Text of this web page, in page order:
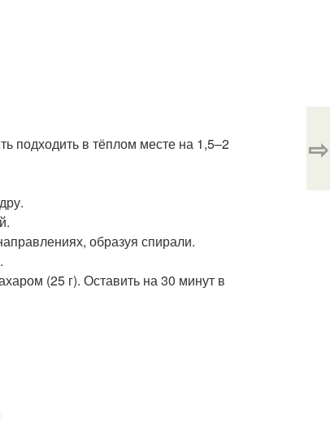
подходить в тёплом месте на 1,5–2
образуя спирали.
(25 г). Оставить на 30 минут в
⇨